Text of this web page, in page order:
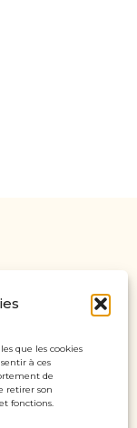
que les cookies
à ces
de
retirer son
fonctions.